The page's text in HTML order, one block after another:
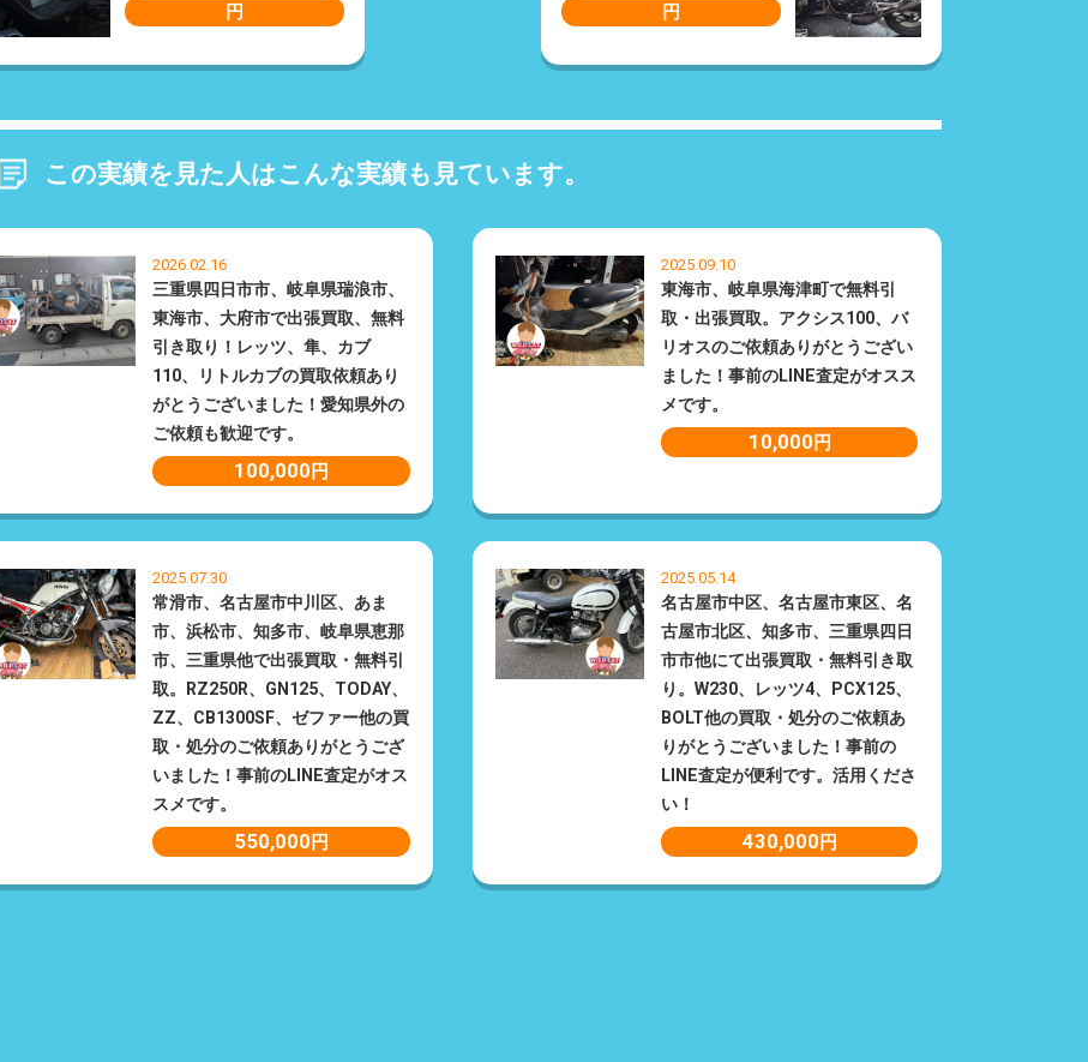
円 円
この実績を見た人はこんな実績も見ています。
2026.02.16
三重県四日市市、岐阜県瑞浪市、
東海市、大府市で出張買取、無料
引き取り！レッツ、隼、カブ
110、リトルカブの買取依頼あり
がとうございました！愛知県外の
ご依頼も歓迎です。
100,000 円
2025.09.10
東海市、岐阜県海津町で無料引
取・出張買取。アクシス100、バ
リオスのご依頼ありがとうござい
ました！事前のLINE査定がオスス
メです。
10,000 円
2025.07.30
常滑市、名古屋市中川区、あま
市、浜松市、知多市、岐阜県恵那
市、三重県他で出張買取・無料引
取。RZ250R、GN125、TODAY、
ZZ、CB1300SF、ゼファー他の買
取・処分のご依頼ありがとうござ
いました！事前のLINE査定がオス
スメです。
550,000 円
2025.05.14
名古屋市中区、名古屋市東区、名
古屋市北区、知多市、三重県四日
市市他にて出張買取・無料引き取
り。W230、レッツ4、PCX125、
BOLT他の買取・処分のご依頼あ
りがとうございました！事前の
LINE査定が便利です。活用くださ
い！
430,000 円